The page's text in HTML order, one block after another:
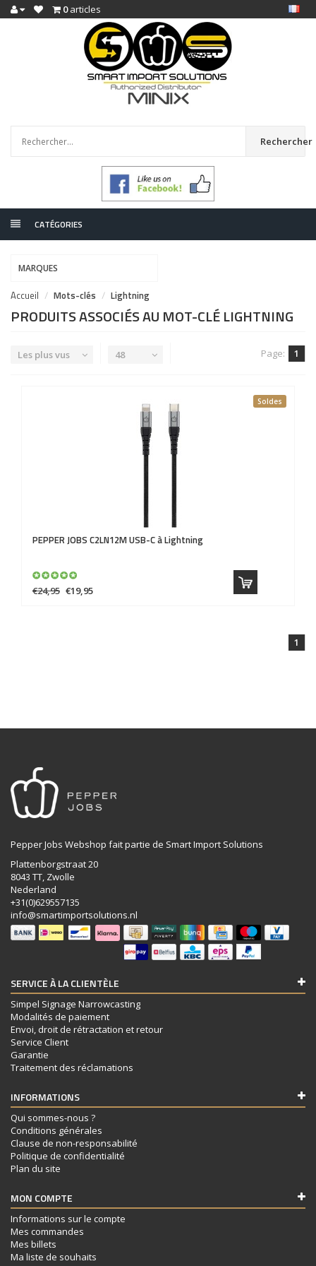
0articles
Rechercher
CATÉGORIES
MARQUES
Accueil Mots-clés Lightning
PRODUITS ASSOCIÉS AU MOT-CLÉ LIGHTNING
Les plus vus 48 Page: 1
Soldes
PEPPER JOBS C2LN12M USB-C à Lightning
€24,95 €19,95
1
Pepper Jobs Webshop fait partie de Smart Import Solutions
Plattenborgstraat 20
8043 TT, Zwolle
Nederland
+31(0)629557135
info@smartimportsolutions.nl
SERVICE À LA CLIENTÈLE
Simpel Signage Narrowcasting
Modalités de paiement
Envoi, droit de rétractation et retour
Service Client
Garantie
Traitement des réclamations
INFORMATIONS
Qui sommes-nous ?
Conditions générales
Clause de non-responsabilité
Politique de confidentialité
Plan du site
MON COMPTE
Informations sur le compte
Mes commandes
Mes billets
Ma liste de souhaits